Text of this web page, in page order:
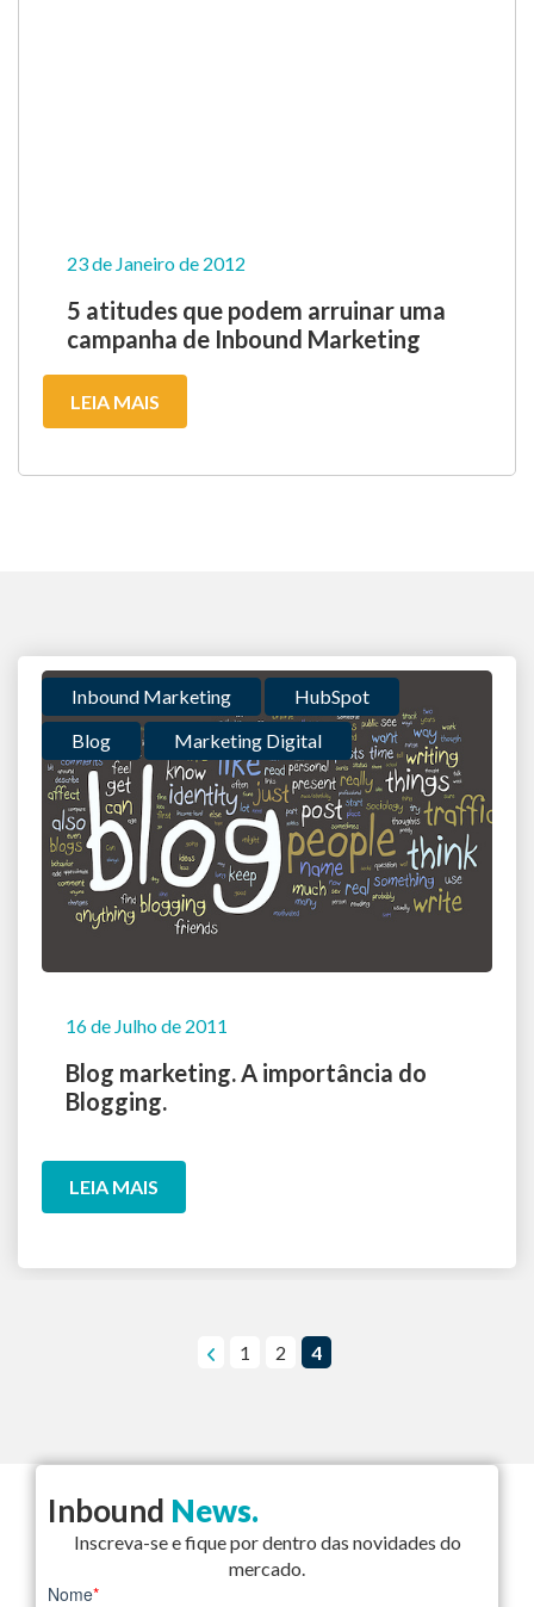
23 de Janeiro de 2012
5 atitudes que podem arruinar uma
campanha de Inbound Marketing
LEIA MAIS
Inbound Marketing
HubSpot
Blog
Marketing Digital
16 de Julho de 2011
Blog marketing. A importância do
Blogging.
LEIA MAIS
1 2 4
Inbound News.
Inscreva-se e fique por dentro das novidades do
mercado.